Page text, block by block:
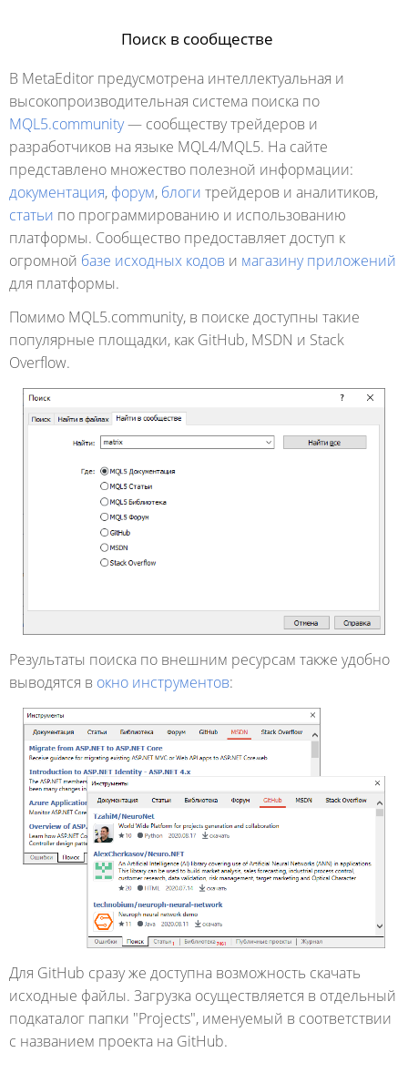
Поиск в сообществе
В MetaEditor предусмотрена интеллектуальная и
высокопроизводительная система поиска по
MQL5.community— сообществу трейдеров и
разработчиков на языке MQL4/MQL5. На сайте
представлено множество полезной информации:
документация, форум, блоги трейдеров и аналитиков,
статьи по программированию и использованию
платформы. Сообщество предоставляет доступ к
огромной базе исходных кодов и магазину приложений
для платформы.
Помимо MQL5.community, в поиске доступны такие
популярные площадки, как GitHub, MSDN и Stack
Overflow.
Результаты поиска по внешним ресурсам также удобно
выводятся в окно инструментов:
Для GitHub сразу же доступна возможность скачать
исходные файлы. Загрузка осуществляется в отдельный
подкаталог папки "Projects", именуемый в соответствии
с названием проекта на GitHub.